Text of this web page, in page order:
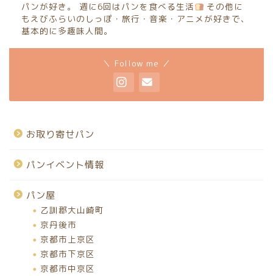
パンが好き。 週に6回はパンを食べる生活
その他に
もえびふらいのしっぽ・旅行・音楽・アニメが好きで、
基本的に多趣味人間。
＼ Follow me ／
お取り寄せパン
パンイベント情報
パン屋
乙訓郡大山崎町
京丹後市
京都市上京区
京都市下京区
京都市中京区